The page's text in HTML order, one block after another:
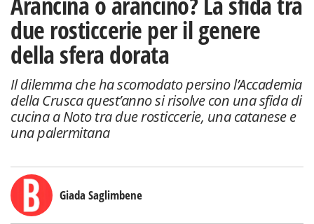
due rosticcerie per il genere
della sfera dorata
Il dilemma che ha scomodato persino l’Accademia
della Crusca quest’anno si risolve con una sfida di
cucina a Noto tra due rosticcerie, una catanese e
una palermitana
Giada Saglimbene